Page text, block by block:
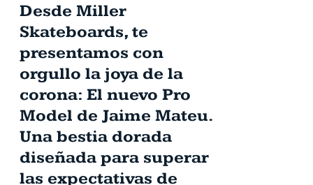
Desde Miller
Skateboards, te
presentamos con
orgullo la joya de la
corona: El nuevo Pro
Model de Jaime Mateu.
Una bestia dorada
diseñada para superar
las expectativas de